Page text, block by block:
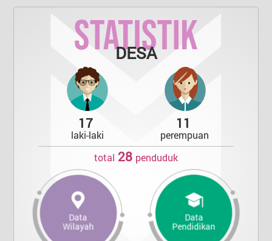
DESA
17
laki-laki
11
perempuan
total 28 penduduk
Data
Wilayah
Data
Pendidikan